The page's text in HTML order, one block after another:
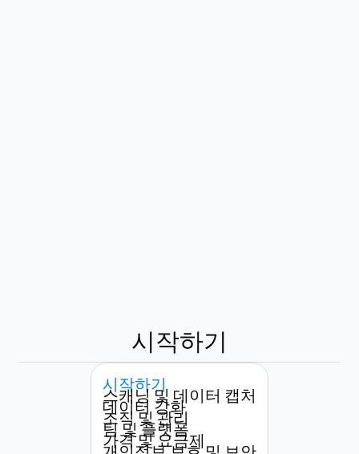
시작하기
시작하기
스캐닝 및 데이터 캡처
데이터 강화
조직 및 관리
팀 및 플랫폼
가격 및 요금제